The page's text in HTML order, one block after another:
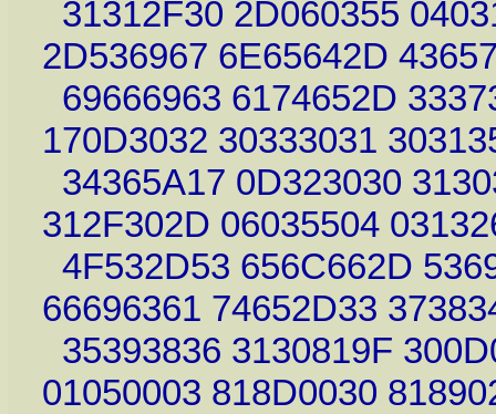
31312F30 2D060355
2D536967 6E65642D
69666963 6174652D
170D3032 30333031
34365A17 0D323030
312F302D 06035504
4F532D53 656C662D
66696361 74652D33
35393836 3130819F
01050003 818D0030